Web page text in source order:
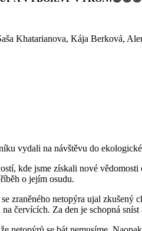
Khatarianova, Kája Berková,
vydali na návštěvu do
kde jsme získali nové
o jejím osudu.
zraněného netopýra ujal
červících. Za den je schopná